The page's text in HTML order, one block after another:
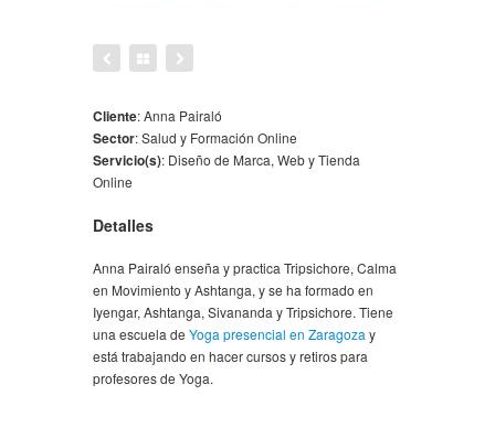
Cliente:Anna Pairaló
Sector:Salud y Formación Online
Servicio(s): Diseño de Marca, Web y Tienda
Online
Detalles
Anna Pairaló enseña y practica Tripsichore, Calma
en Movimiento y Ashtanga, y se ha formado en
Iyengar, Ashtanga, Sivananda y Tripsichore. Tiene
una escuela de Yoga presencial en Zaragoza y
está trabajando en hacer cursos y retiros para
profesores de Yoga.